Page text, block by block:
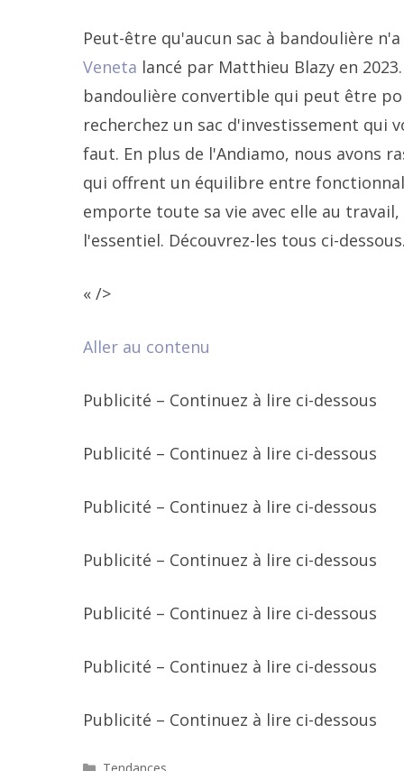
Peut-être qu'aucun sac à bandoulière
Veneta lancé par Matthieu Blazy en
bandoulière convertible qui peut être
recherchez un sac d'investissement qui
faut. En plus de l'Andiamo, nous avons
qui offrent un équilibre entre
emporte toute sa vie avec elle au
l'essentiel. Découvrez-les tous ci-
« />
Aller au contenu
Publicité – Continuez à lire ci-dessous
Publicité – Continuez à lire ci-dessous
Publicité – Continuez à lire ci-dessous
Publicité – Continuez à lire ci-dessous
Publicité – Continuez à lire ci-dessous
Publicité – Continuez à lire ci-dessous
Publicité – Continuez à lire ci-dessous
Catégories